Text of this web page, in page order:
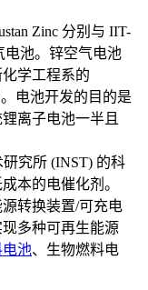
Zinc 分别与 IIT-
电池。锌空气电池
学工程系的
。电池开发的目的是
离子电池一半且
究所 (INST) 的科
本的电催化剂。
转换装置/可充电
多种可再生能源
池、生物燃料电